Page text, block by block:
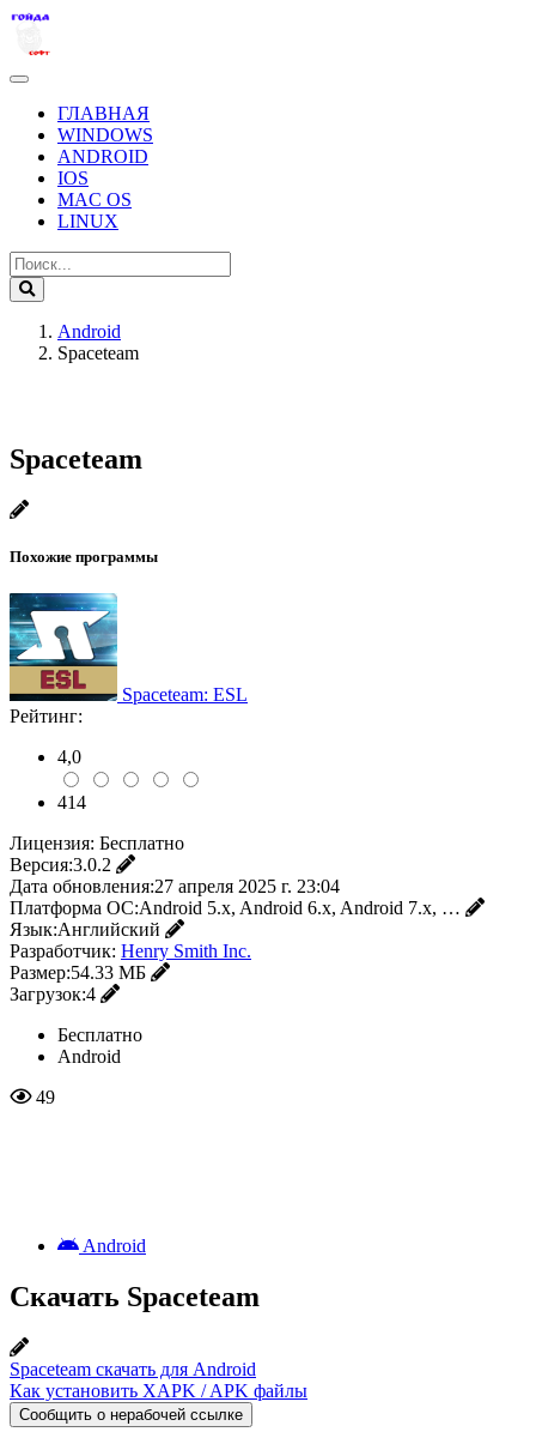
ГЛАВНАЯ
WINDOWS
ANDROID
IOS
MAC OS
LINUX
Android
Spaceteam
Spaceteam
Похожие программы
Spaceteam: ESL
Рейтинг:
4,0
414
Лицензия: Бесплатно
Версия:3.0.2
Дата обновления:27 апреля 2025 г. 23:04
Платформа ОС:Android 5.x, Android 6.x, Android 7.x, …
Язык:Английский
Разработчик: Henry Smith Inc.
Размер:54.33 МБ
Загрузок:4
Бесплатно
Android
49
Android
Скачать Spaceteam
Spaceteam скачать для Android
Как установить XAPK / APK файлы
Сообщить о нерабочей ссылке